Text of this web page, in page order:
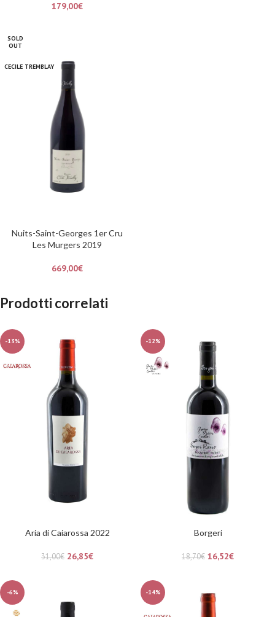
179,00€
SOLD
OUT
CECILE TREMBLAY
Nuits-Saint-Georges 1er Cru
Les Murgers 2019
669,00€
Prodotti correlati
-13%
Aria di Caiarossa 2022
31,00€ 26,85€
-12%
Borgeri
18,70€ 16,52€
-6% -14%